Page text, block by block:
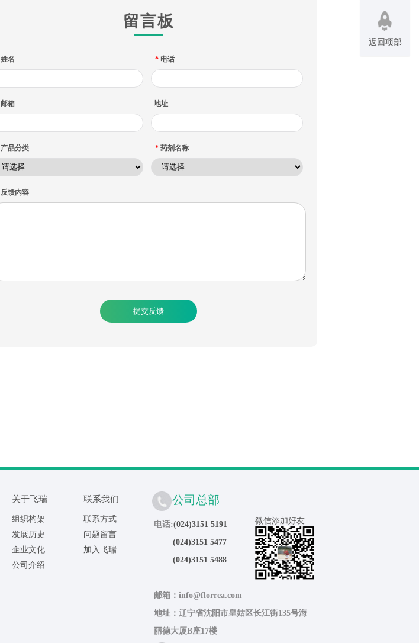
留言板
姓名 * 电话
邮箱 地址
产品分类 * 药剂名称
反馈内容
提交反馈
关于飞瑞
组织构架
发展历史
企业文化
公司介绍
联系我们
联系方式
问题留言
加入飞瑞
公司总部
微信添加好友
电话:(024)3151 5191
(024)3151 5477
(024)3151 5488
邮箱：info@florrea.com
地址：辽宁省沈阳市皇姑区长江街135号海
丽德大厦B座17楼
返回项部